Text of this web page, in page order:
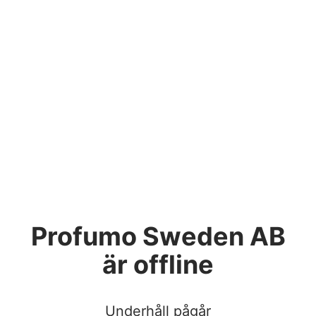
Profumo Sweden AB
är offline
Underhåll pågår